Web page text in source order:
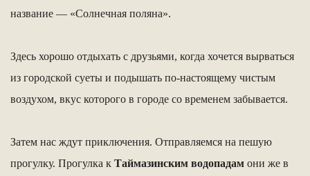
название — «Солнечная поляна».
Здесь хорошо отдыхать с друзьями, когда хочется вырваться
из городской суеты и подышать по-настоящему чистым
воздухом, вкус которого в городе со временем забывается.
Затем нас ждут приключения. Отправляемся на пешую
прогулку. Прогулка к Таймазинским водопадам они же в